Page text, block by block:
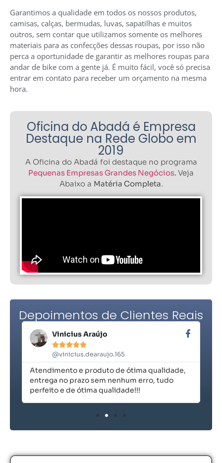
Garantimos a qualidade em todos os nossos produtos,
camisas, calças, bermudas, luvas, sapatilhas e muitos
outros, sem contar que utilizamos somente os melhores
materiais para as confecções dessas roupas, por isso não
perca a oportunidade de garantir as melhores roupas para
andar de bike com a gente já. É muito fácil, você só precisa
entrar em contato para receber um orçamento na mesma
hora.
Oficina do Abadá é Empresa
Destaque na Rede Globo em
2019
A Oficina do Abadá foi destaque no programa
Pequenas Empresas Grandes Negócios. Veja
Abaixo a Matéria Completa.
Depoimentos de Clientes Reais
Vinicius Araújo

@vinicius.dearaujo.165
Atendimento e produto de ótima qualidade,
entrega no prazo sem nenhum erro, tudo
perfeito e de ótima qualidade!!!